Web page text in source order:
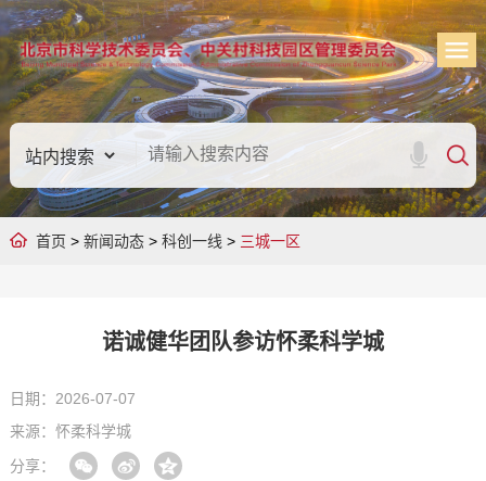
首页 > 新闻动态> 科创一线 > 三城一区
诺诚健华团队参访怀柔科学城
日期：2026-07-07
来源：怀柔科学城
分享：